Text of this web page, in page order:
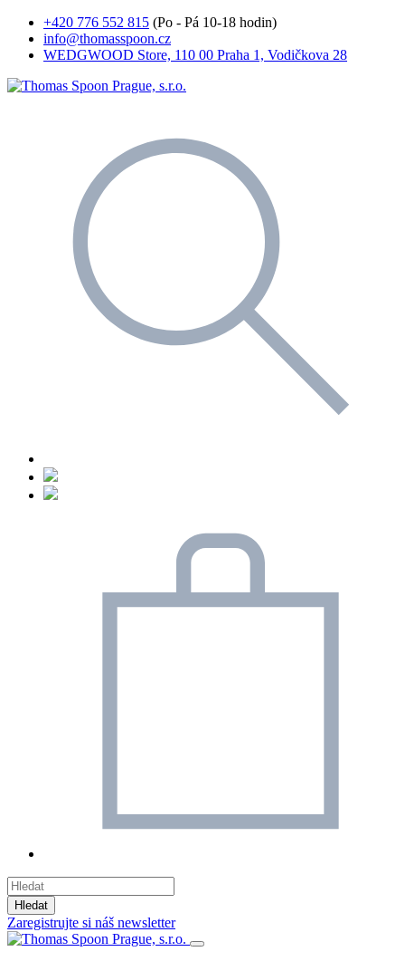
+420 776 552 815 (Po - Pá 10-18 hodin)
info@thomasspoon.cz
WEDGWOOD Store, 110 00 Praha 1, Vodičkova 28
Hledat
Zaregistrujte si náš newsletter